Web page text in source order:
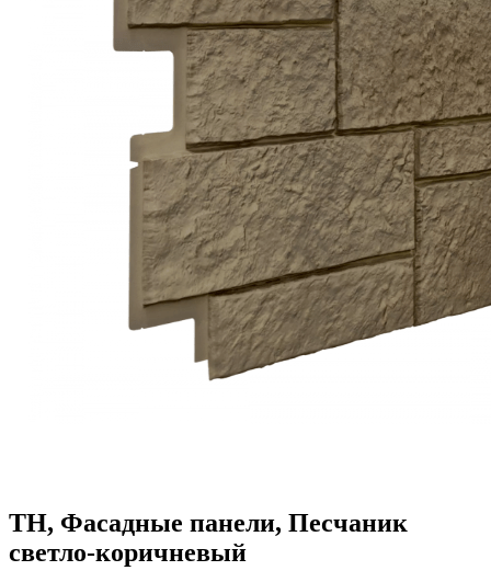
ТН, Фасадные панели, Песчаник
светло-коричневый